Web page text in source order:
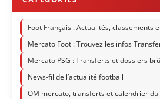
Foot Français : Actualités, classements
Mercato Foot : Trouvez les infos
Mercato PSG : Transferts et dossiers
News-fil de l’actualité football
OM mercato, transferts et calendrier du